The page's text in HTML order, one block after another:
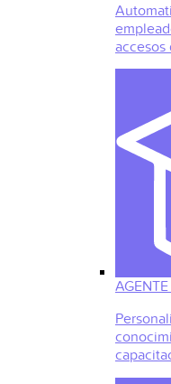
accesos